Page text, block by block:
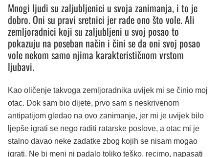
Mnogi ljudi su zaljubljenici u svoja zanimanja, i to je
dobro. Oni su pravi sretnici jer rade ono što vole. Ali
zemljoradnici koji su zaljubljeni u svoj posao to
pokazuju na poseban način i čini se da oni svoj posao
vole nekom samo njima karakterističnom vrstom
ljubavi.
Kao oličenje takvoga zemljoradnika uvijek mi se činio moj
otac. Dok sam bio dijete, prvo sam s neskrivenom
antipatijom gledao na ovo zanimanje, jer mi je uvijek bilo
ljepše igrati se nego raditi ratarske poslove, a otac mi je
stalno davao neke zadatke zbog kojih se nisam mogao
igrati. Ne bi meni ni padalo toliko teško, recimo, napasati